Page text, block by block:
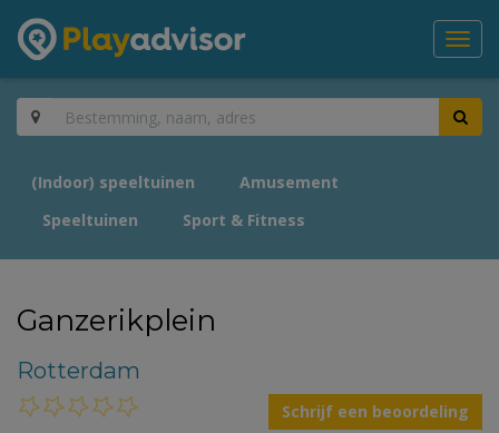
(Indoor) speeltuinen
Amusement
Speeltuinen
Sport & Fitness
Ganzerikplein
Rotterdam
Schrijf een beoordeling